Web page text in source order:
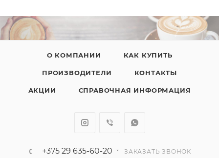
О КОМПАНИИ КАК КУПИТЬ
ПРОИЗВОДИТЕЛИ КОНТАКТЫ
АКЦИИ СПРАВОЧНАЯ ИНФОРМАЦИЯ
+375 29 635-60-20 ЗАКАЗАТЬ ЗВОНОК